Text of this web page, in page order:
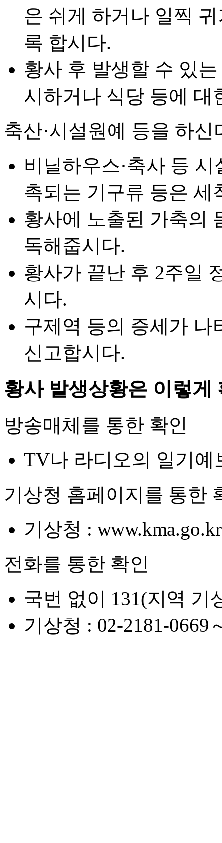
은 쉬게 하거나 일찍
록 합시다.
황사 후 발생할 수 있
시하거나 식당 등에 대
축산·시설원예 등을 하신
비닐하우스·축사 등
촉되는 기구류 등은 세
황사에 노출된 가축의
독해줍시다.
황사가 끝난 후 2주일
시다.
구제역 등의 증세가
신고합시다.
황사 발생상황은 이렇게
방송매체를 통한 확인
TV나 라디오의 일기예
기상청 홈페이지를 통한
기상청 : www.kma.go.kr
전화를 통한 확인
국번 없이 131(지역 기
기상청 : 02-2181-0669